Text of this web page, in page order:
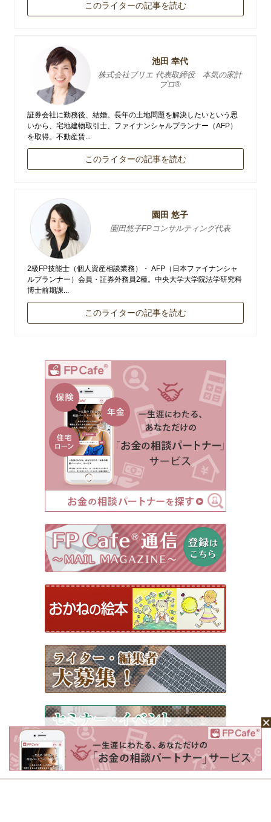
このライターの記事を読む
池田 幸代
株式会社ブリエ 代表取締役 本気の家計
プロ®
証券会社に勤務後、結婚。長年の土地問題を解決したいという思
いから、宅地建物取引士、ファイナンシャルプランナー（AFP）
を取得。不動産賃...
このライターの記事を読む
園田 悠子
園田悠子FPコンサルティング代表
2級FP技能士（個人資産相談業務）・ AFP（日本ファイナンシャ
ルプランナー）会員・証券外務員2種。中央大学大学院法学研究科
博士前期課...
このライターの記事を読む